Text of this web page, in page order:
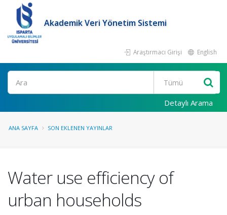
Akademik Veri Yönetim Sistemi
Araştırmacı Girişi English
Ara
Detaylı Arama
ANA SAYFA SON EKLENEN YAYINLAR
Water use efficiency of
urban households